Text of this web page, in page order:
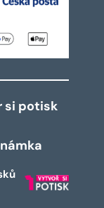
si potisk